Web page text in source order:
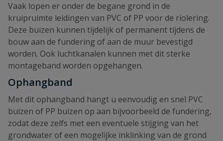
Vaak lopen er onder de begane grond in de
kruipruimte leidingen van PVC of PP voor de riolering.
Deze buizen kunnen tijdelijk of permanent tijdens de
bouw aan de fundering of aan de muur bevestigd
worden. Ook luchtkanalen kunnen met dit sterke
montageband worden opgehangen.
Ophangband
Met dit ophangband hangt u eenvoudig en snel PVC
buizen of PP buizen op aan bijvoorbeeld de fundering,
zodat deze zelfs met een eventuele stijging van het
grondwater of een mogelijke inklinking van de grond